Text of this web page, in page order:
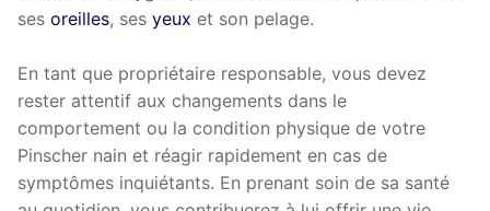
ses oreilles, ses yeux et son pelage.
En tant que propriétaire responsable, vous devez
rester attentif aux changements dans le
comportement ou la condition physique de votre
Pinscher nain et réagir rapidement en cas de
symptômes inquiétants. En prenant soin de sa santé